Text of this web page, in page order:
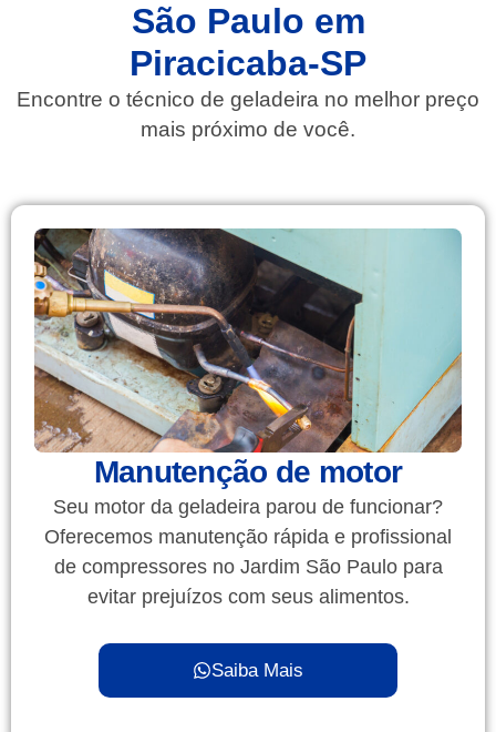
São Paulo em
Piracicaba-SP
Encontre o técnico de geladeira no melhor preço
mais próximo de você.
Manutenção de motor
Seu motor da geladeira parou de funcionar?
Oferecemos manutenção rápida e profissional
de compressores no Jardim São Paulo para
evitar prejuízos com seus alimentos.
Saiba Mais